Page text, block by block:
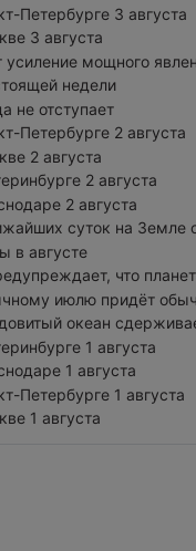
Петербурге 3 августа
3 августа
мощного
недели
не отступает
Петербурге 2 августа
2 августа
2 августа
2 августа
суток на Земле
в августе
что
июлю придёт
океан
1 августа
1 августа
Петербурге 1 августа
1 августа